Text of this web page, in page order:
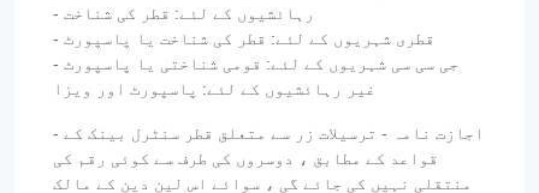
- رہائشیوں کے لئے: قطر کی شناخت
- قطری شہریوں کے لئے: قطر کی شناخت یا پاسپورٹ
- جی سی سی شہریوں کے لئے: قومی شناختی یا پاسپورٹ
غیر رہائشیوں کے لئے: پاسپورٹ اور ویزا
- اجازت نامہ - ترسیلات زر سے متعلق قطر سنٹرل بینک کے
قواعد کے مطابق ، دوسروں کی طرف سے کوئی رقم کی
منتقلی نہیں کی جائے گی ، سوائے اس لین دین کے مالک